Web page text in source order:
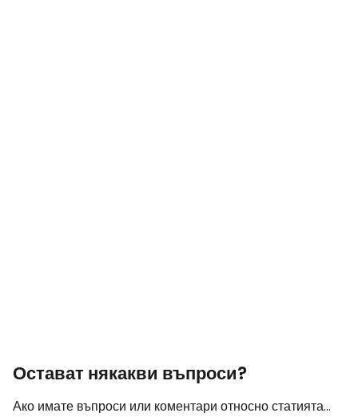
Остават някакви въпроси?
Ако имате въпроси или коментари относно статията...